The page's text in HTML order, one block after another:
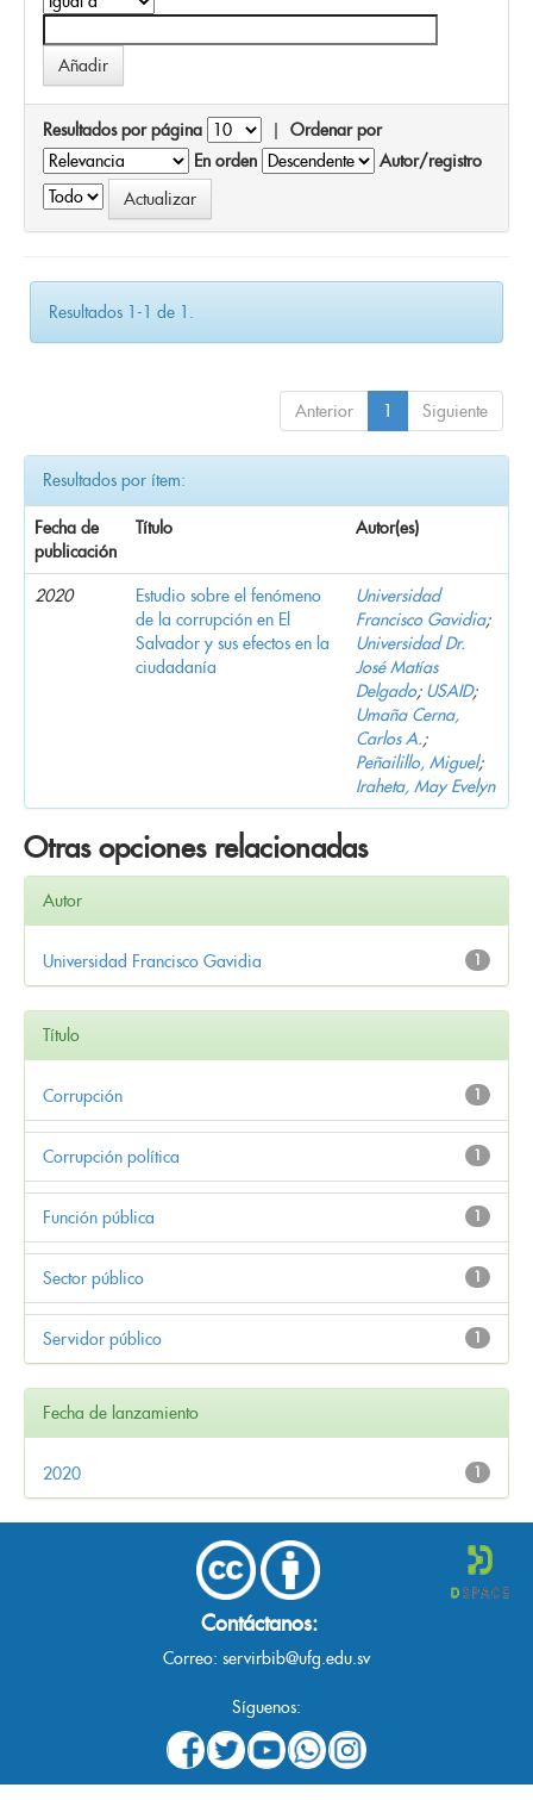
Resultados por página | Ordenar por
En orden
Autor/registro
Resultados 1-1 de 1.
Anterior 1 Siguiente
Resultados por ítem:
Fecha de
publicación
Título Autor(es)
2020
Estudio sobre el fenómeno
de la corrupción en El
Salvador y sus efectos en la
ciudadanía
Universidad
Francisco Gavidia;
Universidad Dr.
José Matías
Delgado; USAID;
Umaña Cerna,
Carlos A.;
Peñailillo, Miguel;
Iraheta, May Evelyn
Otras opciones relacionadas
Autor
1
Universidad Francisco Gavidia
Título
1
Corrupción
1
Corrupción política
1
Función pública
1
Sector público
1
Servidor público
Fecha de lanzamiento
1
2020
Contáctanos:
Correo: servirbib@ufg.edu.sv
Síguenos: